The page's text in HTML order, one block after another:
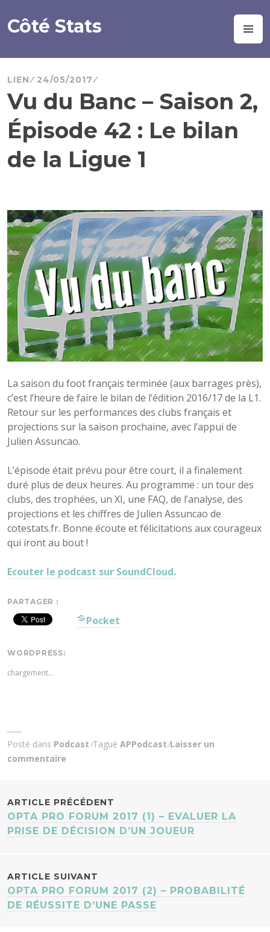
au
contenu
Côté Stats
LIEN 24/05/2017
Vu du Banc – Saison 2,
Épisode 42 : Le bilan
de la Ligue 1
La saison du foot français terminée (aux barrages près),
c’est l’heure de faire le bilan de l’édition 2016/17 de la L1.
Retour sur les performances des clubs français et
projections sur la saison prochaine, avec l’appui de
Julien Assuncao.
L’épisode était prévu pour être court, il a finalement
duré plus de deux heures. Au programme : un tour des
clubs, des trophées, un XI, une FAQ, de l’analyse, des
projections et les chiffres de Julien Assuncao de
cotestats.fr. Bonne écoute et félicitations aux courageux
qui iront au bout !
Ecouter le podcast sur SoundCloud.
PARTAGER :
Pocket
WORDPRESS:
chargement…
Posté dans Podcast Tagué APPodcast Laisser un
commentaire
NAVIGATION
DES
ARTICLES
ARTICLE PRÉCÉDENT
OPTA PRO FORUM 2017 (1) – EVALUER LA
PRISE DE DÉCISION D’UN JOUEUR
ARTICLE SUIVANT
OPTA PRO FORUM 2017 (2) – PROBABILITÉ
DE RÉUSSITE D’UNE PASSE